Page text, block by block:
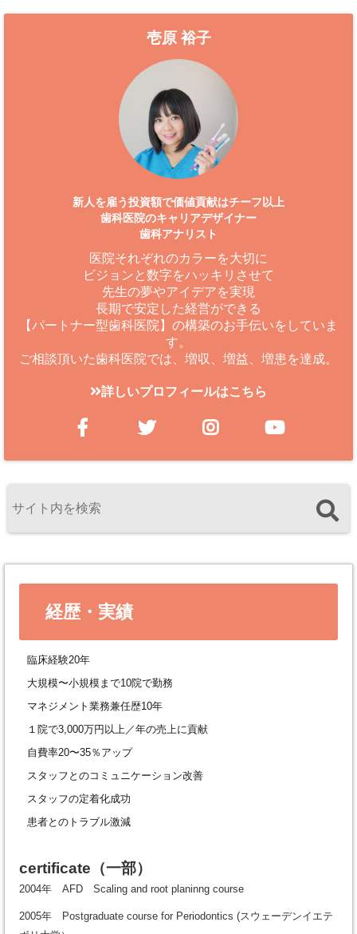
壱原 裕子
新人を雇う投資額で価値貢献はチーフ以上
歯科医院のキャリアデザイナー
歯科アナリスト
医院それぞれのカラーを大切に
ビジョンと数字をハッキリさせて
先生の夢やアイデアを実現
長期で安定した経営ができる
【パートナー型歯科医院】の構築のお手伝いをしていま
す。
ご相談頂いた歯科医院では、増収、増益、増患を達成。
詳しいプロフィールはこちら
経歴・実績
臨床経験20年
大規模〜小規模まで10院で勤務
マネジメント業務兼任歴10年
１院で3,000万円以上／年の売上に貢献
自費率20〜35％アップ
スタッフとのコミュニケーション改善
スタッフの定着化成功
患者とのトラブル激減
certificate （一部）
2004年 AFD Scaling and root planinng course
2005年 Postgraduate course for Periodontics (スウェーデンイエテ